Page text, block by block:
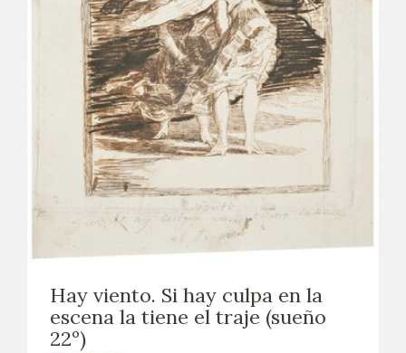
Hay viento. Si hay culpa en la
escena la tiene el traje (sueño
22º)